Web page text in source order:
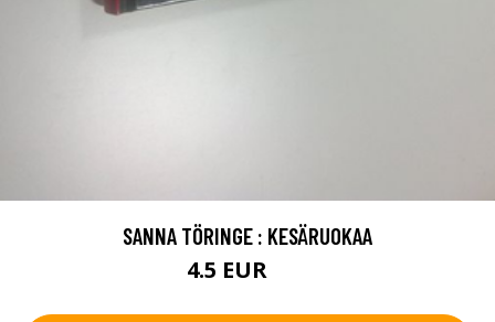
SANNA TÖRINGE : KESÄRUOKAA
4.5 EUR